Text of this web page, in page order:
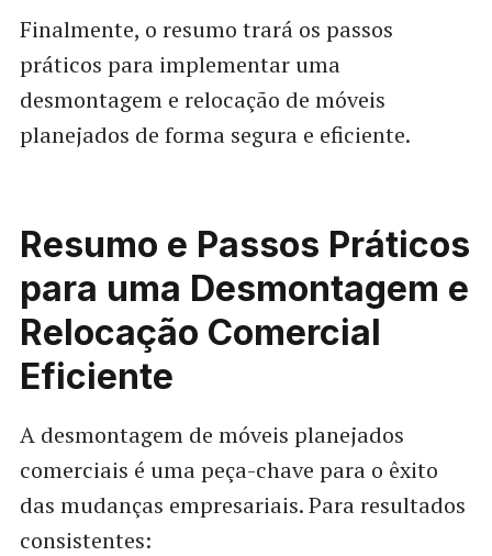
Finalmente, o resumo trará os passos
práticos para implementar uma
desmontagem e relocação de móveis
planejados de forma segura e eficiente.
Resumo e Passos Práticos
para uma Desmontagem e
Relocação Comercial
Eficiente
A desmontagem de móveis planejados
comerciais é uma peça-chave para o êxito
das mudanças empresariais. Para resultados
consistentes: